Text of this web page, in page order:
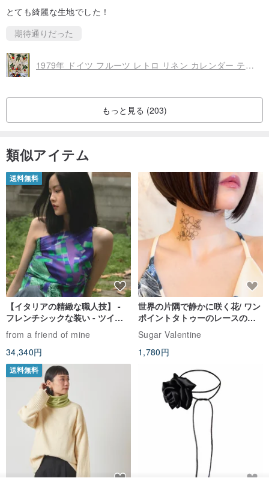
とても綺麗な生地でした！
期待通りだった
1979年 ドイツ フルーツ レトロ リネン カレンダー ティータオル - フィスバ ストッフェルス - キッチン ウォールアート
もっと見る (203)
類似アイテム
送料無料
【イタリアの精緻な職人技】 -
フレンチシックな装い - ツイル
プリントシルクスカーフトップ
ス
from a friend of mine
34,340円
世界の片隅で静かに咲く花/ ワン
ポイントタトゥーのレースのチ
ョーカー SV649
Sugar Valentine
1,780円
送料無料